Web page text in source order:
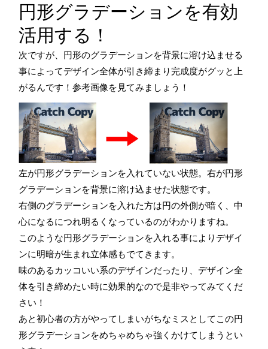
円形グラデーションを有効
活用する！
次ですが、円形のグラデーションを背景に溶け込ませる
事によってデザイン全体が引き締まり完成度がグッと上
がるんです！参考画像を見てみましょう！
左が円形グラデーションを入れていない状態。右が円形
グラデーションを背景に溶け込ませた状態です。
右側のグラデーションを入れた方は円の外側が暗く、中
心になるにつれ明るくなっているのがわかりますね。
このような円形グラデーションを入れる事によりデザイ
ンに明暗が生まれ立体感もでてきます。
味のあるカッコいい系のデザインだったり、デザイン全
体を引き締めたい時に効果的なので是非やってみてくだ
さい！
あと初心者の方がやってしまいがちなミスとしてこの円
形グラデーションをめちゃめちゃ強くかけてしまうとい